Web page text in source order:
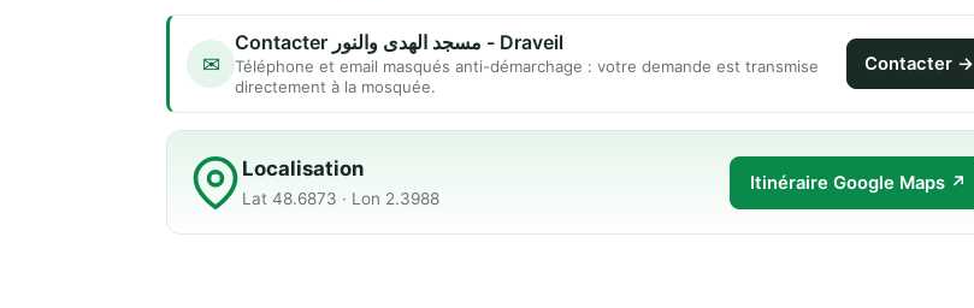
✉
Contacter مسجد الهدى والنور - Draveil
Téléphone et email masqués anti-démarchage : votre demande est transmise
directement à la mosquée.
Contacter →
Localisation
Lat 48.6873 · Lon 2.3988
Itinéraire Google Maps ↗